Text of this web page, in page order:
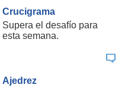
Crucigrama
Supera el desafío para
esta semana.
Ajedrez